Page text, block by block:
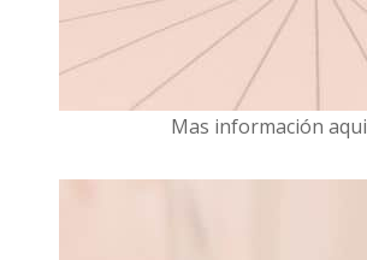
Mas información aqui